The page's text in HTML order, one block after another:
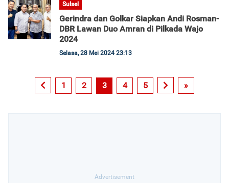
Sulsel
Gerindra dan Golkar Siapkan Andi Rosman-
DBR Lawan Duo Amran di Pilkada Wajo
2024
Selasa, 28 Mei 2024 23:13
1 2 3 4 5 »